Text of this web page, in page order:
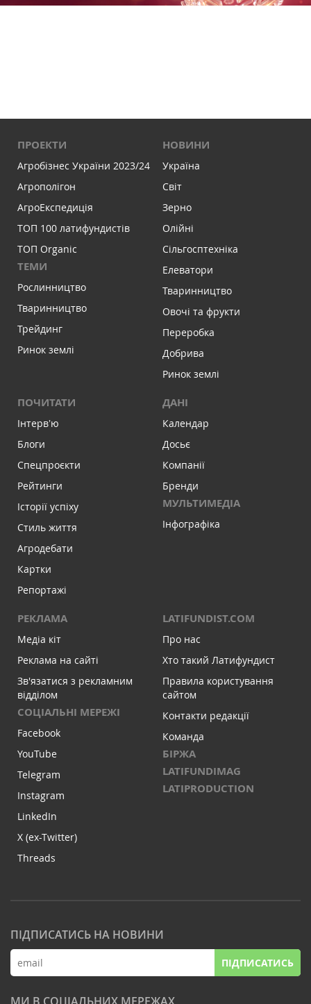
ПРОЕКТИ
Агробізнес України 2023/24
Агрополігон
АгроЕкспедиція
ТОП 100 латифундистів
ТОП Organic
ТЕМИ
Рослинництво
Тваринництво
Трейдинг
Ринок землі
НОВИНИ
Україна
Світ
Зерно
Олійні
Сільгосптехніка
Елеватори
Тваринництво
Овочі та фрукти
Переробка
Добрива
Ринок землі
ПОЧИТАТИ
Інтервʼю
Блоги
Спецпроєкти
Рейтинги
Історії успіху
Стиль життя
Агродебати
Картки
Репортажі
ДАНІ
Календар
Досьє
Компанії
Бренди
МУЛЬТИМЕДІА
Інфографіка
РЕКЛАМА
Медіа кіт
Реклама на сайті
Зв'язатися з рекламним
відділом
СОЦІАЛЬНІ МЕРЕЖІ
Facebook
YouTube
Telegram
Instagram
LinkedIn
X (ex-Twitter)
Threads
LATIFUNDIST.COM
Про нас
Хто такий Латифундист
Правила користування
сайтом
Контакти редакції
Команда
БІРЖА
LATIFUNDIMAG
LATIPRODUCTION
ПІДПИСАТИСЬ НА НОВИНИ
ПІДПИСАТИСЬ